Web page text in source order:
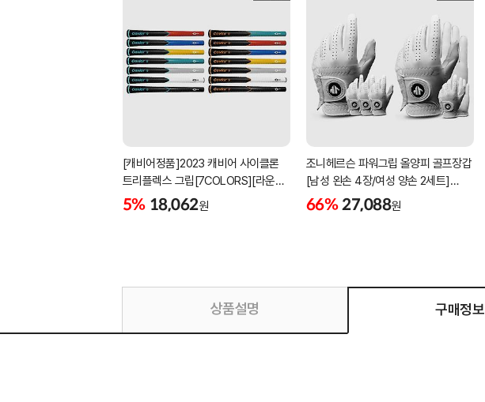
[캐비어정품]2023 캐비어 사이클론
트리플렉스 그립[7COLORS][라운드]
[39g/42g/46g/50g][R/S 토크]
5% 18,062원
조니헤르슨 파워그립 올양피 골프장갑
[남성 왼손 4장/여성 양손 2세트]
[화이트][케이스포함]
66% 27,088원
상품설명 구매정보